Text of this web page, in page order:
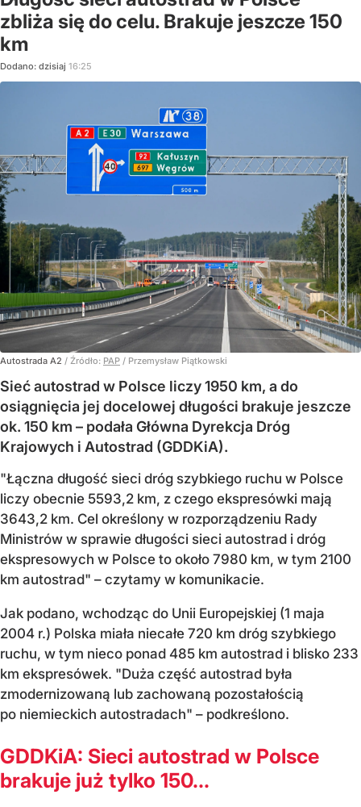
zbliża się do celu. Brakuje jeszcze 150
km
Dodano: dzisiaj 16:25
Autostrada A2 / Źródło: PAP / Przemysław Piątkowski
Sieć autostrad w Polsce liczy 1950 km, a do
osiągnięcia jej docelowej długości brakuje jeszcze
ok. 150 km – podała Główna Dyrekcja Dróg
Krajowych i Autostrad (GDDKiA).
"Łączna długość sieci dróg szybkiego ruchu w Polsce
liczy obecnie 5593,2 km, z czego ekspresówki mają
3643,2 km. Cel określony w rozporządzeniu Rady
Ministrów w sprawie długości sieci autostrad i dróg
ekspresowych w Polsce to około 7980 km, w tym 2100
km autostrad" – czytamy w komunikacie.
Jak podano, wchodząc do Unii Europejskiej (1 maja
2004 r.) Polska miała niecałe 720 km dróg szybkiego
ruchu, w tym nieco ponad 485 km autostrad i blisko 233
km ekspresówek. "Duża część autostrad była
zmodernizowaną lub zachowaną pozostałością
po niemieckich autostradach" – podkreślono.
GDDKiA: Sieci autostrad w Polsce
brakuje już tylko 150...